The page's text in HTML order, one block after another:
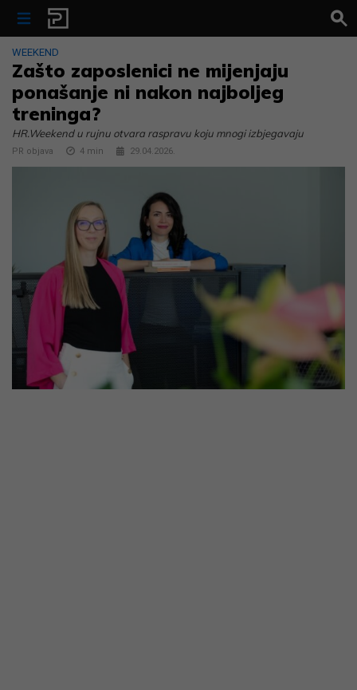
Skip to content
WEEKEND
Zašto zaposlenici ne mijenjaju
ponašanje ni nakon najboljeg
treninga?
HR.Weekend u rujnu otvara raspravu koju mnogi izbjegavaju
PR objava 4 min 29.04.2026.